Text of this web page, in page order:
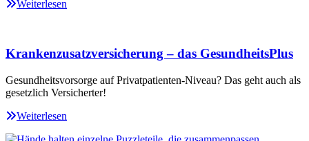
Weiterlesen
Krankenzusatzversicherung – das GesundheitsPlus
Gesundheitsvorsorge auf Privatpatienten-Niveau? Das geht auch als
gesetzlich Versicherter!
Weiterlesen